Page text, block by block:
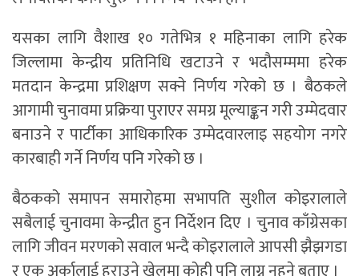
यसका लागि वैशाख १० गतेभित्र १ महिनाका लागि हरेक
जिल्लामा केन्द्रीय प्रतिनिधि खटाउने र भदौसम्ममा हरेक
मतदान केन्द्रमा प्रशिक्षण सक्ने निर्णय गरेको छ । बैठकले
आगामी चुनावमा प्रक्रिया पुराएर समग्र मूल्याङ्कन गरी उम्मेदवार
बनाउने र पार्टीका आधिकारिक उम्मेदवारलाइ सहयोग नगरे
कारबाही गर्ने निर्णय पनि गरेको छ ।
बैठकको समापन समारोहमा सभापति सुशील कोइरालाले
सबैलाई चुनावमा केन्द्रीत हुन निर्देशन दिए । चुनाव काँग्रेसका
लागि जीवन मरणको सवाल भन्दै कोइरालाले आपसी झैझगडा